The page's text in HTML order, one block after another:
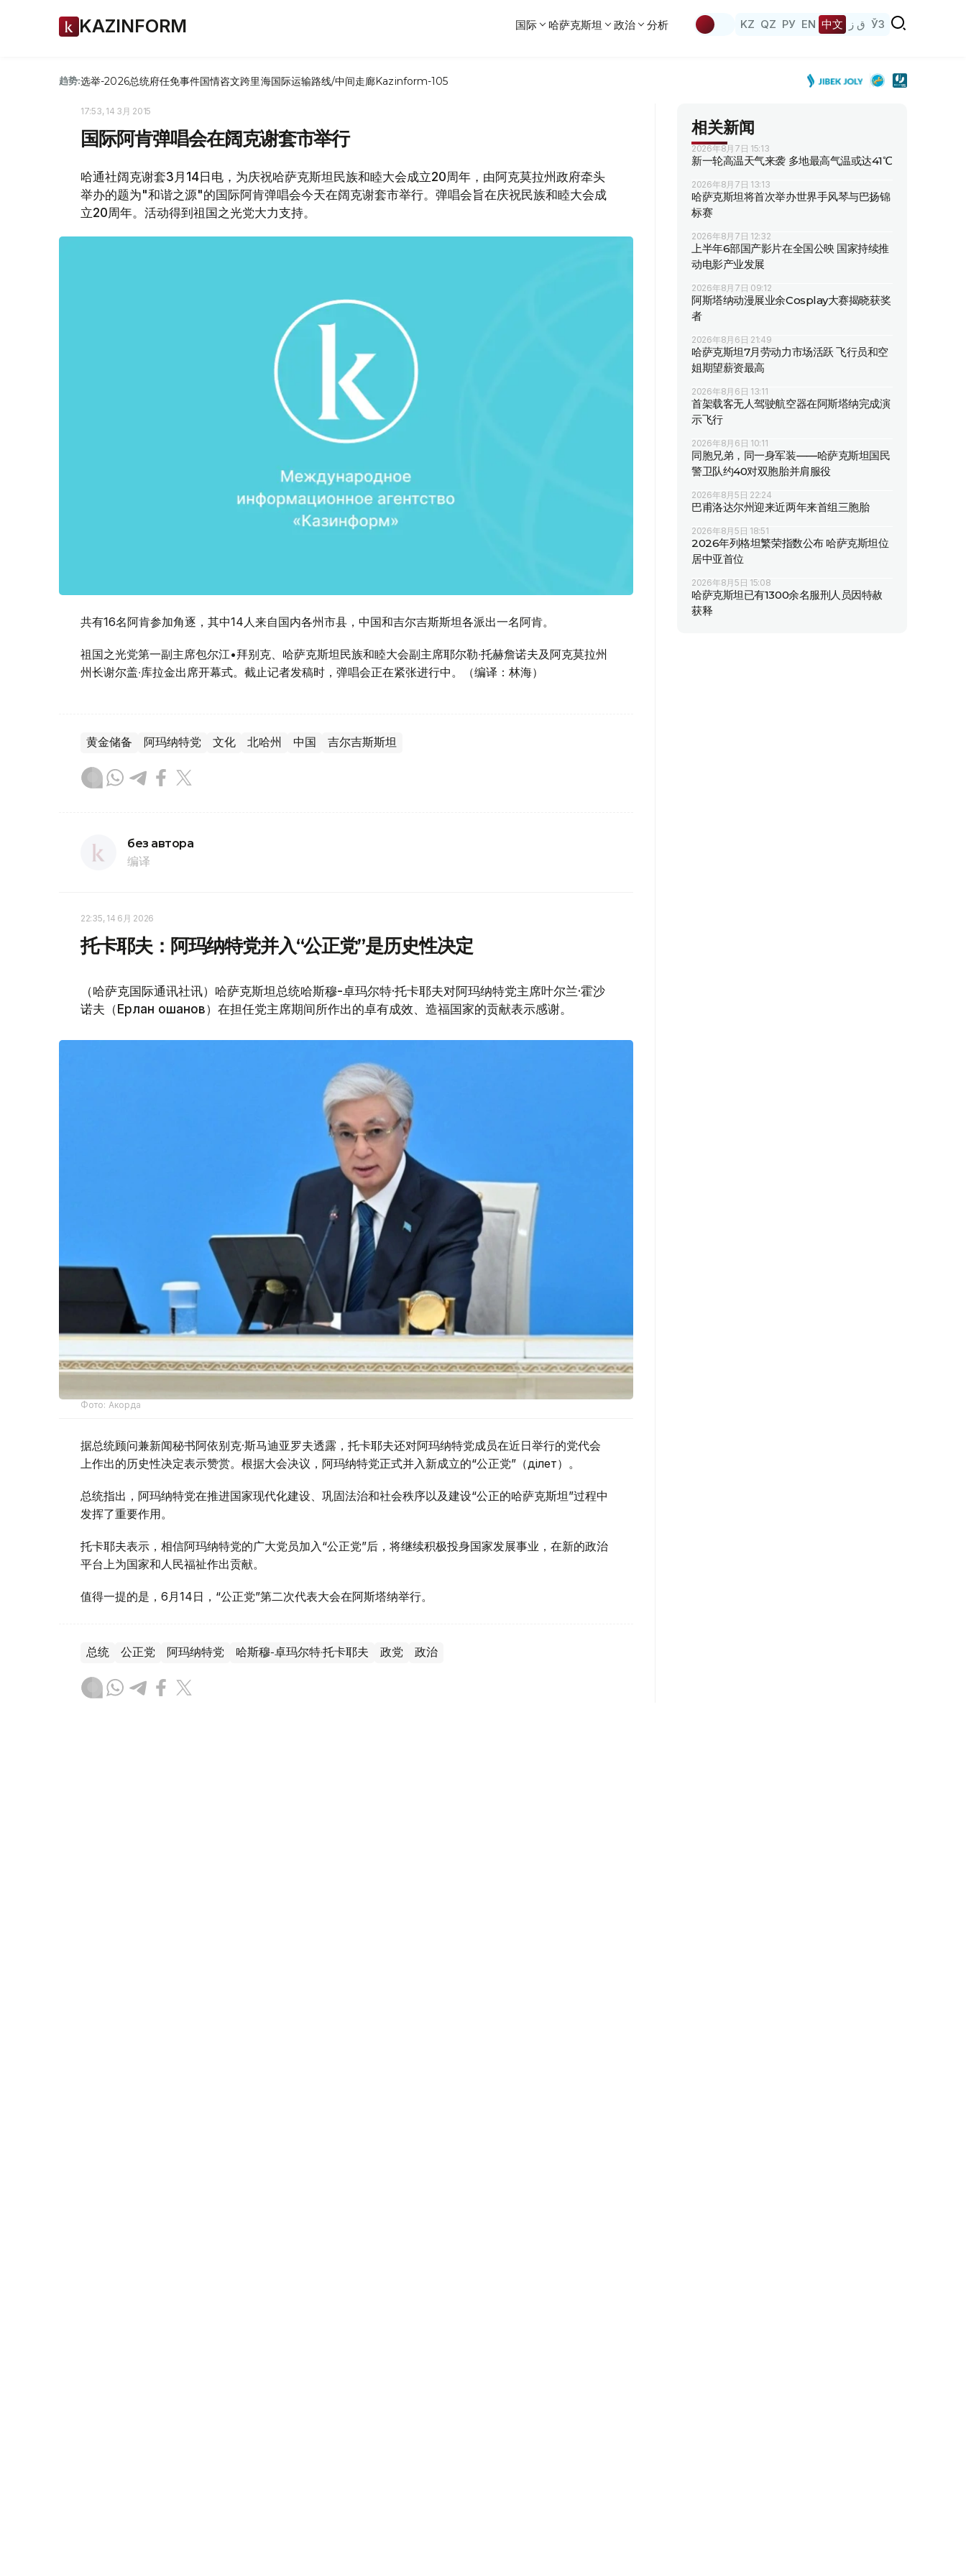
KAZINFORM 国际 哈萨克斯坦 政治 分析 KZ QZ РУ EN 中文 ق ز ЎЗ
趋势:选举-2026总统府任免事件国情咨文跨里海国际运输路线/中间走廊Kazinform-105
17:53, 14 3月 2015
国际阿肯弹唱会在阔克谢套市举行
哈通社阔克谢套3月14日电，为庆祝哈萨克斯坦民族和睦大会成立20周年，由阿克莫拉州政府牵头
举办的题为"和谐之源"的国际阿肯弹唱会今天在阔克谢套市举行。弹唱会旨在庆祝民族和睦大会成
立20周年。活动得到祖国之光党大力支持。
共有16名阿肯参加角逐，其中14人来自国内各州市县，中国和吉尔吉斯斯坦各派出一名阿肯。
祖国之光党第一副主席包尔江•拜别克、哈萨克斯坦民族和睦大会副主席耶尔勒∙托赫詹诺夫及阿克莫拉州
州长谢尔盖∙库拉金出席开幕式。截止记者发稿时，弹唱会正在紧张进行中。（编译：林海）
黄金储备 阿玛纳特党 文化 北哈州 中国 吉尔吉斯斯坦
без автора
编译
22:35, 14 6月 2026
托卡耶夫：阿玛纳特党并入“公正党”是历史性决定
（哈萨克国际通讯社讯）哈萨克斯坦总统哈斯穆-卓玛尔特·托卡耶夫对阿玛纳特党主席叶尔兰·霍沙
诺夫（Ерлан Қошанов）在担任党主席期间所作出的卓有成效、造福国家的贡献表示感谢。
Фото: Акорда
据总统顾问兼新闻秘书阿依别克·斯马迪亚罗夫透露，托卡耶夫还对阿玛纳特党成员在近日举行的党代会
上作出的历史性决定表示赞赏。根据大会决议，阿玛纳特党正式并入新成立的“公正党”（Әділет）。
总统指出，阿玛纳特党在推进国家现代化建设、巩固法治和社会秩序以及建设“公正的哈萨克斯坦”过程中
发挥了重要作用。
托卡耶夫表示，相信阿玛纳特党的广大党员加入“公正党”后，将继续积极投身国家发展事业，在新的政治
平台上为国家和人民福祉作出贡献。
值得一提的是，6月14日，“公正党”第二次代表大会在阿斯塔纳举行。
总统 公正党 阿玛纳特党 哈斯穆-卓玛尔特·托卡耶夫 政党 政治
相关新闻
2026年8月7日 15:13
新一轮高温天气来袭 多地最高气温或达41℃
2026年8月7日 13:13
哈萨克斯坦将首次举办世界手风琴与巴扬锦
标赛
2026年8月7日 12:32
上半年6部国产影片在全国公映 国家持续推
动电影产业发展
2026年8月7日 09:12
阿斯塔纳动漫展业余Cosplay大赛揭晓获奖
者
2026年8月6日 21:49
哈萨克斯坦7月劳动力市场活跃 飞行员和空
姐期望薪资最高
2026年8月6日 13:11
首架载客无人驾驶航空器在阿斯塔纳完成演
示飞行
2026年8月6日 10:11
同胞兄弟，同一身军装——哈萨克斯坦国民
警卫队约40对双胞胎并肩服役
2026年8月5日 22:24
巴甫洛达尔州迎来近两年来首组三胞胎
2026年8月5日 18:51
2026年列格坦繁荣指数公布 哈萨克斯坦位
居中亚首位
2026年8月5日 15:08
哈萨克斯坦已有1300余名服刑人员因特赦
获释